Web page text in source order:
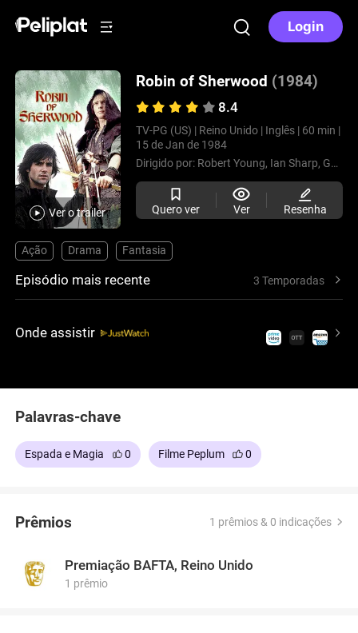
Login
Ver o trailer
Robin of Sherwood (1984)
8.4
TV-PG (US) | Reino Unido | Inglês | 60 min |
15 de Jan de 1984
Dirigido por: Robert Young, Ian Sharp, Gerry Mill,
Quero ver Ver Resenha
Ação Drama Fantasia
Episódio mais recente 3 Temporadas
Onde assistir
Palavras-chave
Espada e Magia 0 Filme Peplum 0
Prêmios 1 prêmios & 0 indicações
Premiação BAFTA, Reino Unido
1 prêmio